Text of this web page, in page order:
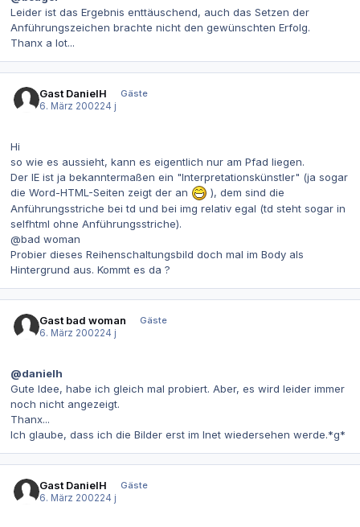
Leider ist das Ergebnis enttäuschend, auch das Setzen der
Anführungszeichen brachte nicht den gewünschten Erfolg.
Thanx a lot...
Gast DanielH
Gäste
6. März 200224 j
Hi
so wie es aussieht, kann es eigentlich nur am Pfad liegen.
Der IE ist ja bekanntermaßen ein "Interpretationskünstler" (ja sogar
die Word-HTML-Seiten zeigt der an
), dem sind die
Anführungsstriche bei td und bei img relativ egal (td steht sogar in
selfhtml ohne Anführungsstriche).
@bad woman
Probier dieses Reihenschaltungsbild doch mal im Body als
Hintergrund aus. Kommt es da ?
Gast bad woman
Gäste
6. März 200224 j
@danielh
Gute Idee, habe ich gleich mal probiert. Aber, es wird leider immer
noch nicht angezeigt.
Thanx...
Ich glaube, dass ich die Bilder erst im Inet wiedersehen werde.*g*
Gast DanielH
Gäste
6. März 200224 j